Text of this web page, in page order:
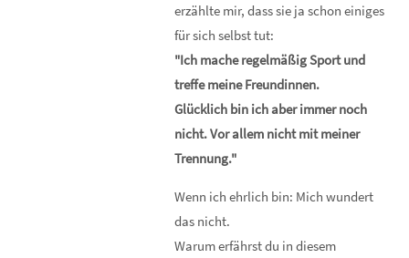
erzählte mir, dass sie ja schon einiges
für sich selbst tut:
"Ich mache regelmäßig Sport und
treffe meine Freundinnen.
Glücklich bin ich aber immer noch
nicht. Vor allem nicht mit meiner
Trennung."
Wenn ich ehrlich bin: Mich wundert
das nicht.
Warum erfährst du in diesem